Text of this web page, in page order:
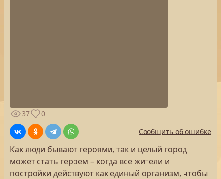
37
0
Сообщить об ошибке
Как люди бывают героями, так и целый город
может стать героем – когда все жители и
постройки действуют как единый организм, чтобы